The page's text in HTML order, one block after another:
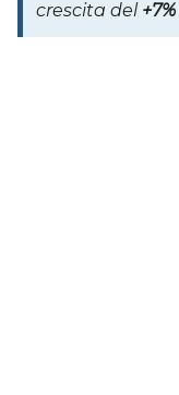
crescita del +7%